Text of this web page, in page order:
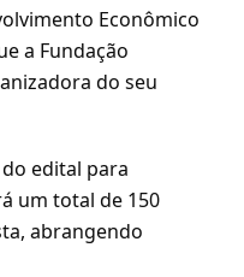
Econômico
a Fundação
do seu
edital para
um total de 150
abrangendo